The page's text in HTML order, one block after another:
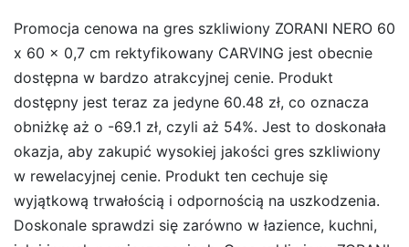
Promocja cenowa na gres szkliwiony ZORANI NERO 60
x 60 x 0,7 cm rektyfikowany CARVING jest obecnie
dostępna w bardzo atrakcyjnej cenie. Produkt
dostępny jest teraz za jedyne 60.48 zł, co oznacza
obniżkę aż o -69.1 zł, czyli aż 54%. Jest to doskonała
okazja, aby zakupić wysokiej jakości gres szkliwiony
w rewelacyjnej cenie. Produkt ten cechuje się
wyjątkową trwałością i odpornością na uszkodzenia.
Doskonale sprawdzi się zarówno w łazience, kuchni,